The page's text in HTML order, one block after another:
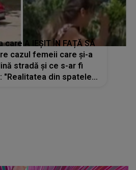
A IEȘIT ÎN FAȚĂ SĂ
cazul femeii care și-a
stradă și ce s-ar fi
"Realitatea din spatele